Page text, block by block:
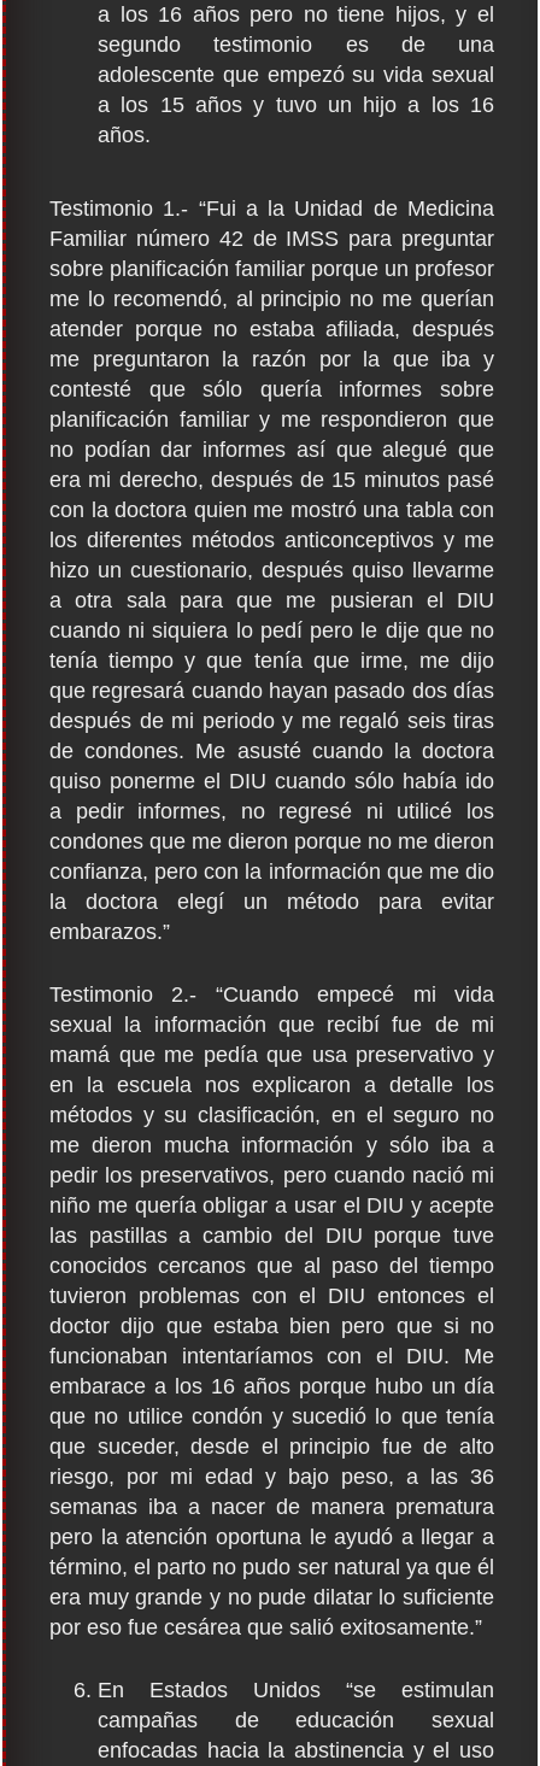
a los 16 años pero no tiene hijos, y el
segundo testimonio es de una
adolescente que empezó su vida sexual
a los 15 años y tuvo un hijo a los 16
años.
Testimonio 1.- “Fui a la Unidad de Medicina
Familiar número 42 de IMSS para preguntar
sobre planificación familiar porque un profesor
me lo recomendó, al principio no me querían
atender porque no estaba afiliada, después
me preguntaron la razón por la que iba y
contesté que sólo quería informes sobre
planificación familiar y me respondieron que
no podían dar informes así que alegué que
era mi derecho, después de 15 minutos pasé
con la doctora quien me mostró una tabla con
los diferentes métodos anticonceptivos y me
hizo un cuestionario, después quiso llevarme
a otra sala para que me pusieran el DIU
cuando ni siquiera lo pedí pero le dije que no
tenía tiempo y que tenía que irme, me dijo
que regresará cuando hayan pasado dos días
después de mi periodo y me regaló seis tiras
de condones. Me asusté cuando la doctora
quiso ponerme el DIU cuando sólo había ido
a pedir informes, no regresé ni utilicé los
condones que me dieron porque no me dieron
confianza, pero con la información que me dio
la doctora elegí un método para evitar
embarazos.”
Testimonio 2.- “Cuando empecé mi vida
sexual la información que recibí fue de mi
mamá que me pedía que usa preservativo y
en la escuela nos explicaron a detalle los
métodos y su clasificación, en el seguro no
me dieron mucha información y sólo iba a
pedir los preservativos, pero cuando nació mi
niño me quería obligar a usar el DIU y acepte
las pastillas a cambio del DIU porque tuve
conocidos cercanos que al paso del tiempo
tuvieron problemas con el DIU entonces el
doctor dijo que estaba bien pero que si no
funcionaban intentaríamos con el DIU. Me
embarace a los 16 años porque hubo un día
que no utilice condón y sucedió lo que tenía
que suceder, desde el principio fue de alto
riesgo, por mi edad y bajo peso, a las 36
semanas iba a nacer de manera prematura
pero la atención oportuna le ayudó a llegar a
término, el parto no pudo ser natural ya que él
era muy grande y no pude dilatar lo suficiente
por eso fue cesárea que salió exitosamente.”
En Estados Unidos “se estimulan
campañas de educación sexual
enfocadas hacia la abstinencia y el uso